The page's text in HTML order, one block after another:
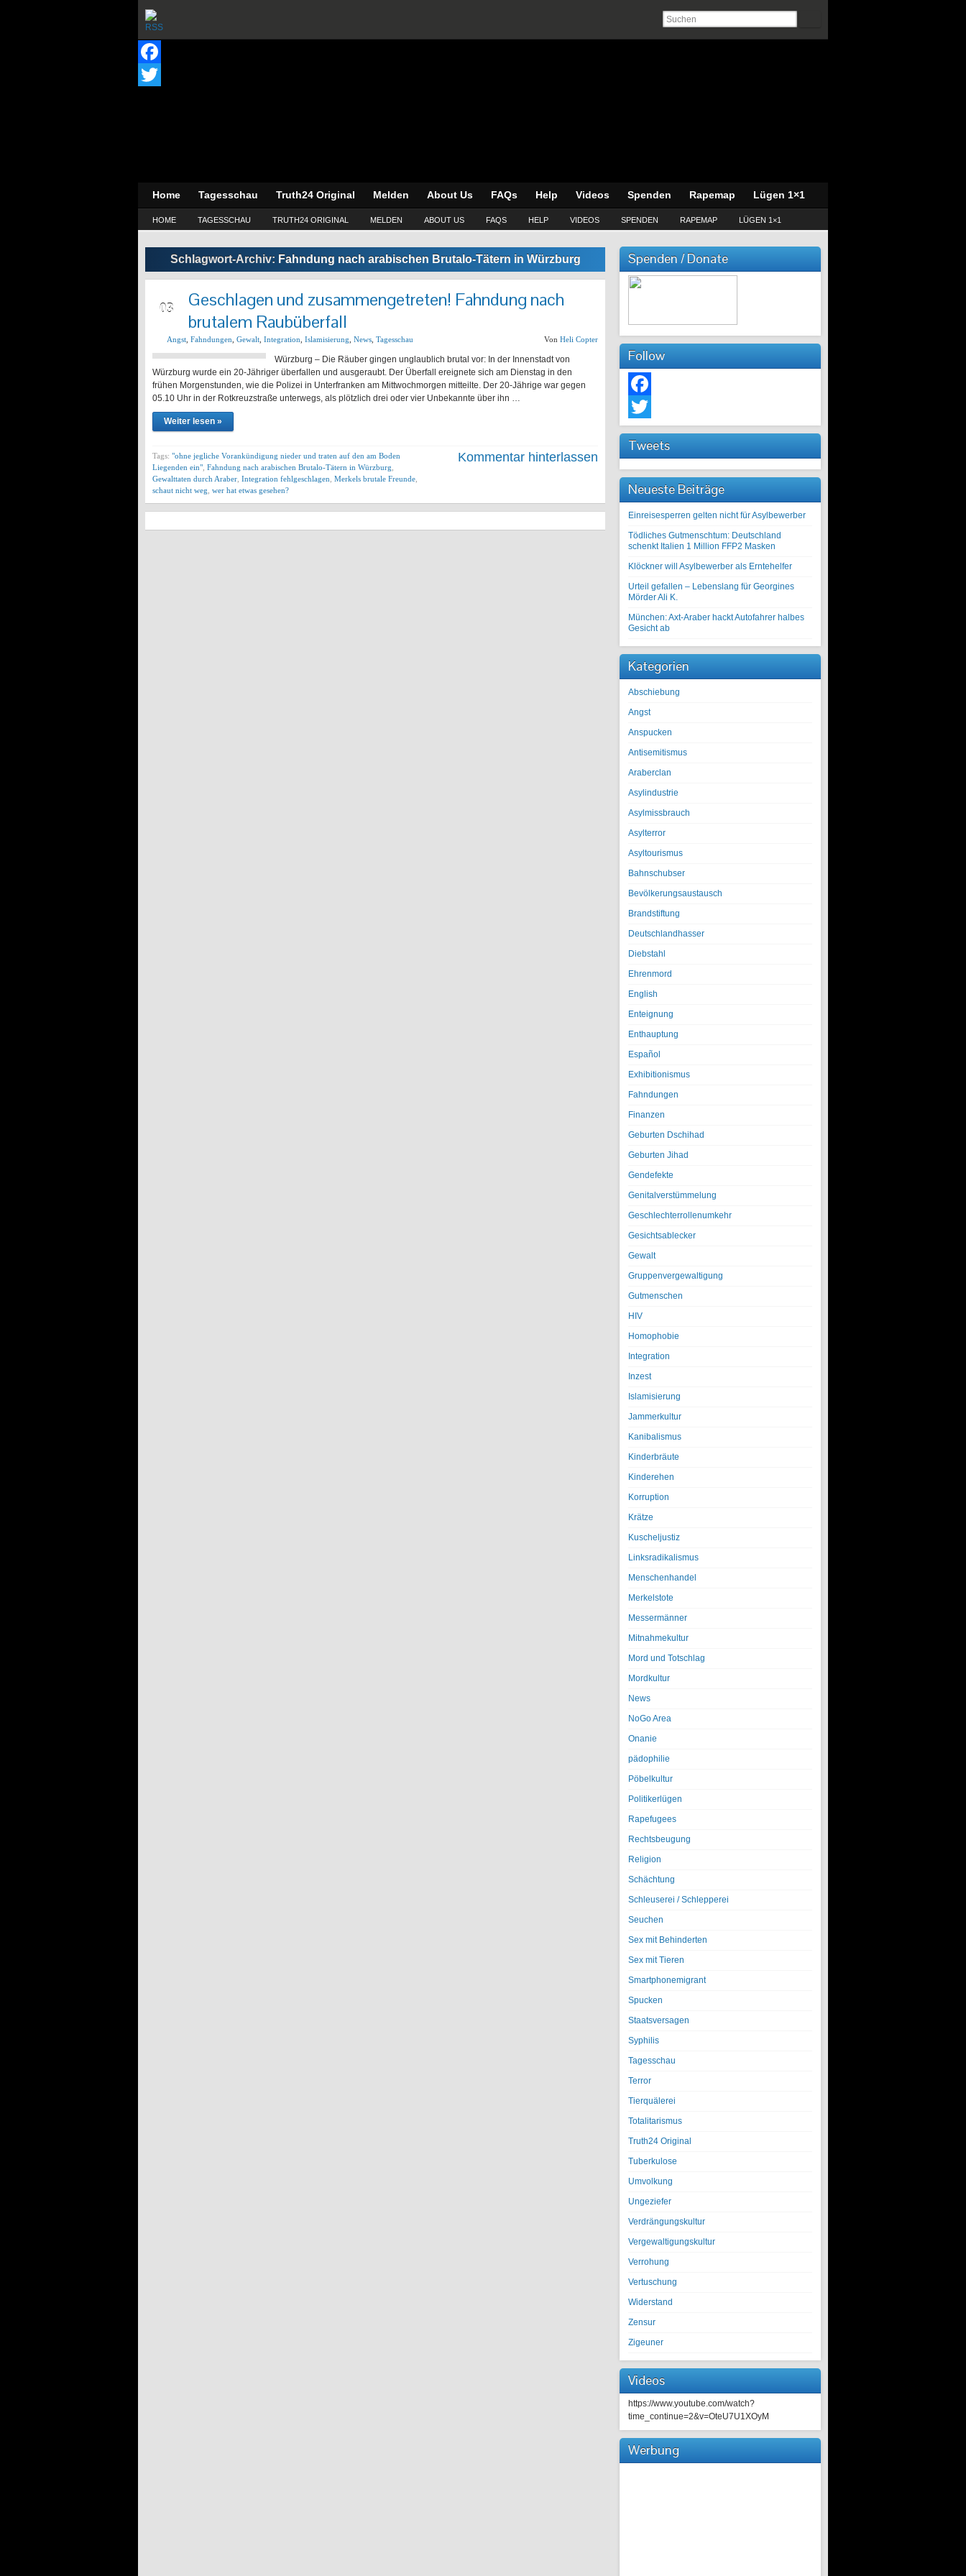
Facebook
Home Tagesschau Truth24 Original Melden About Us FAQs Help Videos Spenden Rapemap Lügen 1×1
HOME TAGESSCHAU TRUTH24 ORIGINAL MELDEN ABOUT US FAQS HELP VIDEOS SPENDEN RAPEMAP LÜGEN 1×1
Schlagwort-Archiv: Fahndung nach arabischen Brutalo-Tätern in Würzburg
03
Geschlagen und zusammengetreten! Fahndung nach
brutalem Raubüberfall
Angst Fahndungen Gewalt Integration Islamisierung News Tagesschau Von Heli Copter
Würzburg – Die Räuber gingen unglaublich brutal vor: In der Innenstadt von
Würzburg wurde ein 20-Jähriger überfallen und ausgeraubt. Der Überfall ereignete sich am Dienstag in den
frühen Morgenstunden, wie die Polizei in Unterfranken am Mittwochmorgen mitteilte. Der 20-Jährige war gegen
05.10 Uhr in der Rotkreuzstraße unterwegs, als plötzlich drei oder vier Unbekannte über ihn …
Weiter lesen »
Tags: "ohne jegliche Vorankündigung nieder und traten auf den am Boden
Liegenden ein" Fahndung nach arabischen Brutalo-Tätern in Würzburg
Gewalttaten durch Araber Integration fehlgeschlagen Merkels brutale Freunde
schaut nicht weg wer hat etwas gesehen?
Kommentar hinterlassen
Spenden / Donate
Follow
Facebook
Tweets
Neueste Beiträge
Einreisesperren gelten nicht für Asylbewerber
Tödliches Gutmenschtum: Deutschland
schenkt Italien 1 Million FFP2 Masken
Klöckner will Asylbewerber als Erntehelfer
Urteil gefallen – Lebenslang für Georgines
Mörder Ali K.
München: Axt-Araber hackt Autofahrer halbes
Gesicht ab
Kategorien
Abschiebung
Angst
Anspucken
Antisemitismus
Araberclan
Asylindustrie
Asylmissbrauch
Asylterror
Asyltourismus
Bahnschubser
Bevölkerungsaustausch
Brandstiftung
Deutschlandhasser
Diebstahl
Ehrenmord
English
Enteignung
Enthauptung
Español
Exhibitionismus
Fahndungen
Finanzen
Geburten Dschihad
Geburten Jihad
Gendefekte
Genitalverstümmelung
Geschlechterrollenumkehr
Gesichtsablecker
Gewalt
Gruppenvergewaltigung
Gutmenschen
HIV
Homophobie
Integration
Inzest
Islamisierung
Jammerkultur
Kanibalismus
Kinderbräute
Kinderehen
Korruption
Krätze
Kuscheljustiz
Linksradikalismus
Menschenhandel
Merkelstote
Messermänner
Mitnahmekultur
Mord und Totschlag
Mordkultur
News
NoGo Area
Onanie
pädophilie
Pöbelkultur
Politikerlügen
Rapefugees
Rechtsbeugung
Religion
Schächtung
Schleuserei / Schlepperei
Seuchen
Sex mit Behinderten
Sex mit Tieren
Smartphonemigrant
Spucken
Staatsversagen
Syphilis
Tagesschau
Terror
Tierquälerei
Totalitarismus
Truth24 Original
Tuberkulose
Umvolkung
Ungeziefer
Verdrängungskultur
Vergewaltigungskultur
Verrohung
Vertuschung
Widerstand
Zensur
Zigeuner
Videos
https://www.youtube.com/watch?
time_continue=2&v=OteU7U1XOyM
Werbung